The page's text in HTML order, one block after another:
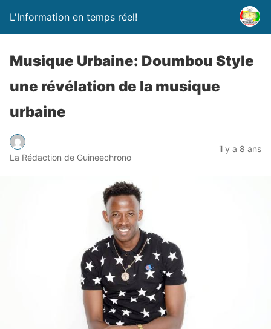
L'Information en temps réel!
Musique Urbaine: Doumbou Style
une révélation de la musique
urbaine
La Rédaction de Guineechrono
il y a 8 ans